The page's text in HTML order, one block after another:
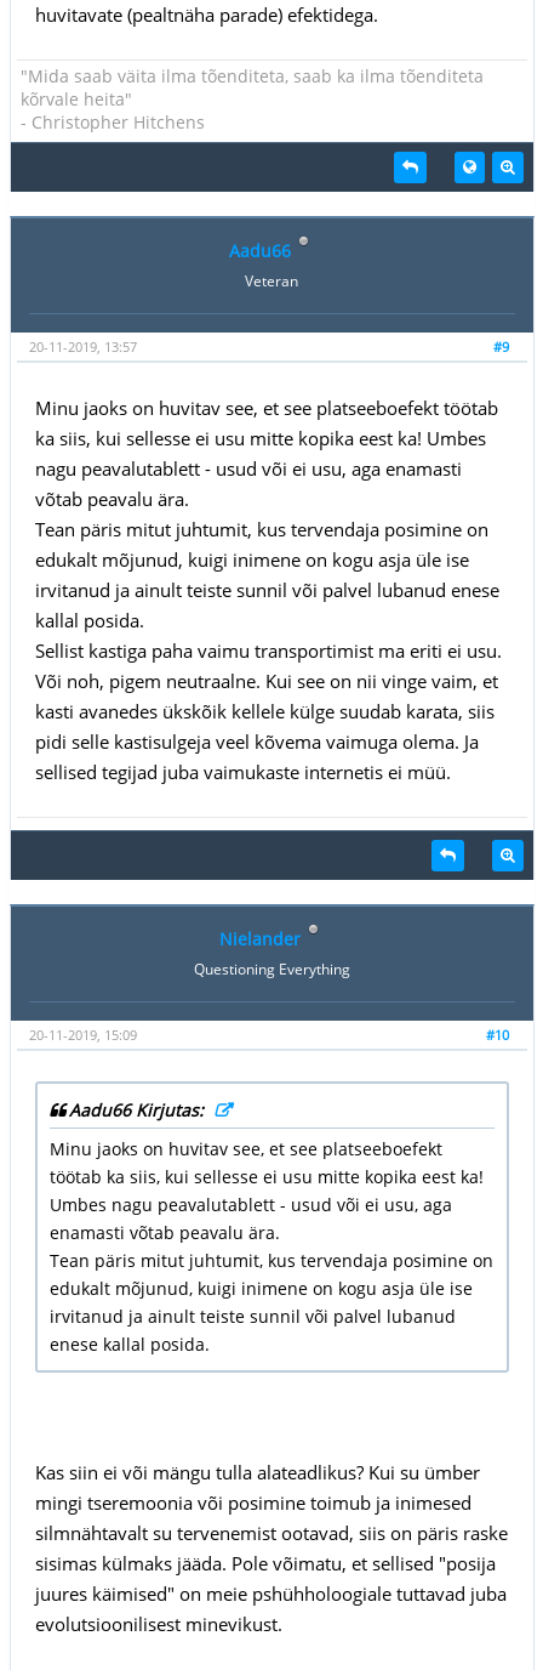
huvitavate (pealtnäha parade) efektidega.
"Mida saab väita ilma tõenditeta, saab ka ilma tõenditeta
kõrvale heita"
- Christopher Hitchens
Aadu66
Veteran
#9
20-11-2019, 13:57
Minu jaoks on huvitav see, et see platseeboefekt töötab
ka siis, kui sellesse ei usu mitte kopika eest ka! Umbes
nagu peavalutablett - usud või ei usu, aga enamasti
võtab peavalu ära.
Tean päris mitut juhtumit, kus tervendaja posimine on
edukalt mõjunud, kuigi inimene on kogu asja üle ise
irvitanud ja ainult teiste sunnil või palvel lubanud enese
kallal posida.
Sellist kastiga paha vaimu transportimist ma eriti ei usu.
Või noh, pigem neutraalne. Kui see on nii vinge vaim, et
kasti avanedes ükskõik kellele külge suudab karata, siis
pidi selle kastisulgeja veel kõvema vaimuga olema. Ja
sellised tegijad juba vaimukaste internetis ei müü.
Nielander
Questioning Everything
#10
20-11-2019, 15:09
Aadu66 Kirjutas:
Minu jaoks on huvitav see, et see platseeboefekt
töötab ka siis, kui sellesse ei usu mitte kopika eest ka!
Umbes nagu peavalutablett - usud või ei usu, aga
enamasti võtab peavalu ära.
Tean päris mitut juhtumit, kus tervendaja posimine on
edukalt mõjunud, kuigi inimene on kogu asja üle ise
irvitanud ja ainult teiste sunnil või palvel lubanud
enese kallal posida.
Kas siin ei või mängu tulla alateadlikus? Kui su ümber
mingi tseremoonia või posimine toimub ja inimesed
silmnähtavalt su tervenemist ootavad, siis on päris raske
sisimas külmaks jääda. Pole võimatu, et sellised "posija
juures käimised" on meie pshühholoogiale tuttavad juba
evolutsioonilisest minevikust.